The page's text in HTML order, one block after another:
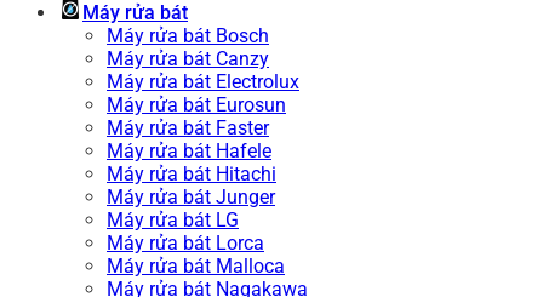
Máy rửa bát
Máy rửa bát Bosch
Máy rửa bát Canzy
Máy rửa bát Electrolux
Máy rửa bát Eurosun
Máy rửa bát Faster
Máy rửa bát Hafele
Máy rửa bát Hitachi
Máy rửa bát Junger
Máy rửa bát LG
Máy rửa bát Lorca
Máy rửa bát Malloca
Máy rửa bát Nagakawa